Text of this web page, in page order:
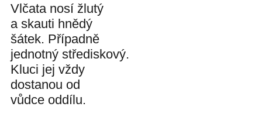
Vlčata nosí žlutý
a skauti hnědý
šátek. Případně
jednotný střediskový.
Kluci jej vždy
dostanou od
vůdce oddílu.